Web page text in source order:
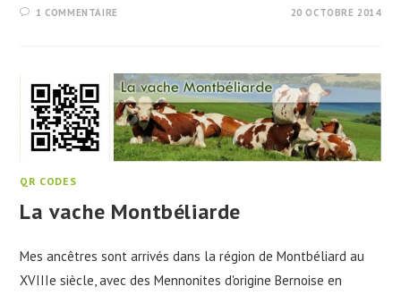
1 COMMENTAIRE 20 OCTOBRE 2014
QR CODES
La vache Montbéliarde
Mes ancêtres sont arrivés dans la région de Montbéliard au
XVIIIe siècle, avec des Mennonites d'origine Bernoise en